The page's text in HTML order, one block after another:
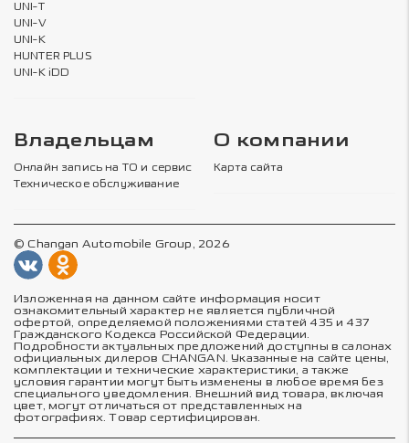
UNI-T
UNI-V
UNI-K
HUNTER PLUS
UNI-K iDD
Владельцам
Онлайн запись на ТО и сервис
Техническое обслуживание
О компании
Карта сайта
© Changan Automobile Group, 2026
Изложенная на данном сайте информация носит
ознакомительный характер не является публичной
офертой, определяемой положениями статей 435 и 437
Гражданского Кодекса Российской Федерации.
Подробности актуальных предложений доступны в салонах
официальных дилеров CHANGAN. Указанные на сайте цены,
комплектации и технические характеристики, а также
условия гарантии могут быть изменены в любое время без
специального уведомления. Внешний вид товара, включая
цвет, могут отличаться от представленных на
фотографиях. Товар сертифицирован.